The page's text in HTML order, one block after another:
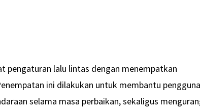
pengaturan lalu lintas dengan menempatkan
ini dilakukan untuk membantu pengguna
selama masa perbaikan, sekaligus